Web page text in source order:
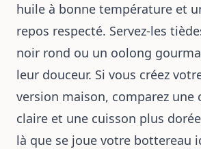
huile à bonne température et
repos respecté. Servez-les
noir rond ou un oolong
leur douceur. Si vous créez
version maison, comparez une
claire et une cuisson plus
là que se joue votre bottereau